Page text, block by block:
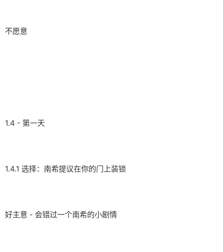
不愿意
1.4 - 第一天
1.4.1 选择：南希提议在你的门上装锁
好主意 - 会错过一个南希的小剧情